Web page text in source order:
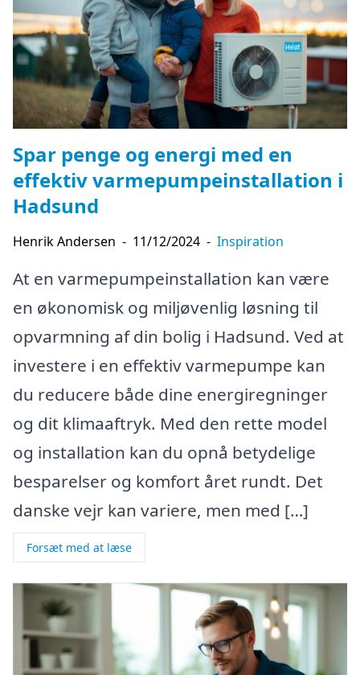
Spar penge og energi med en
effektiv varmepumpeinstallation i
Hadsund
Henrik Andersen - 11/12/2024 - Inspiration
At en varmepumpeinstallation kan være
en økonomisk og miljøvenlig løsning til
opvarmning af din bolig i Hadsund. Ved at
investere i en effektiv varmepumpe kan
du reducere både dine energiregninger
og dit klimaaftryk. Med den rette model
og installation kan du opnå betydelige
besparelser og komfort året rundt. Det
danske vejr kan variere, men med […]
Forsæt med at læse